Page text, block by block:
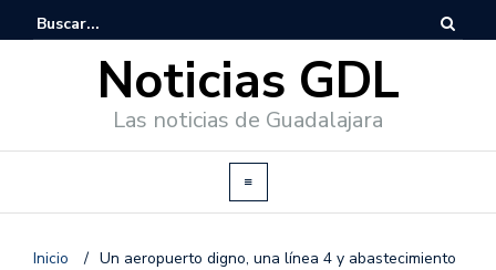
Noticias GDL
Las noticias de Guadalajara
Inicio / Un aeropuerto digno, una línea 4 y abastecimiento